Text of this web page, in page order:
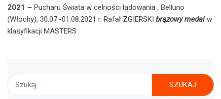
2021 – Pucharu Świata w celności lądowania , Belluno
(Włochy), 30.07.-01.08.2021 r. Rafał ZGIERSKI brązowy medalw
klasyfikacji MASTERS